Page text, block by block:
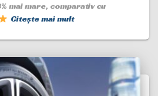
mai mare, comparativ cu
Citește mai mult